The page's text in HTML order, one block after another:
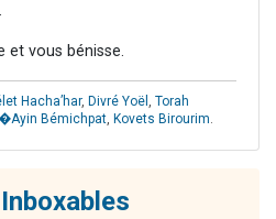
et vous bénisse.
Hacha’har, Divré Yoël , Torah
Bémichpat, Kovets Birourim.